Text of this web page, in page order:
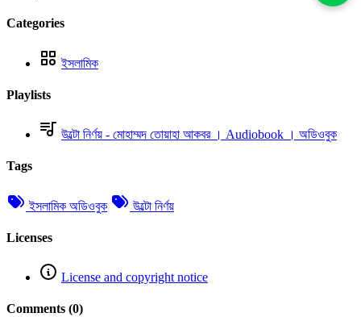
Categories
ইসলামিক
Playlists
উল্টো নির্ণয় - মোহাম্মদ তোয়াহা আকবর । Audiobook । অডিওবুক
Tags
ইসলামিক অডিওবুক উল্টো নির্ণয়
Licenses
License and copyright notice
Comments (0)